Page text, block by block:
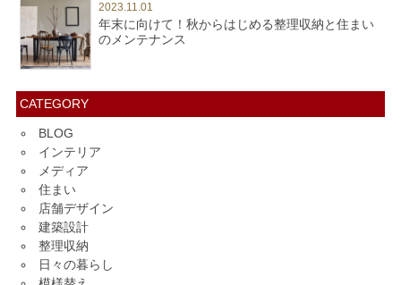
2023.11.01
年末に向けて！秋からはじめる整理収納と住まい
のメンテナンス
CATEGORY
BLOG
インテリア
メディア
住まい
店舗デザイン
建築設計
整理収納
日々の暮らし